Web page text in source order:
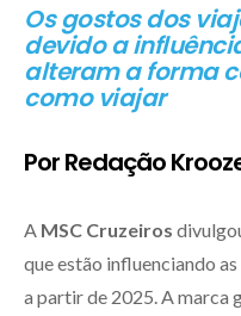
Os gostos dos
devido a
alteram a forma
como viajar
Por Redação
A MSC Cruzeiros
que estão influenciando
a partir de 2025. A marca